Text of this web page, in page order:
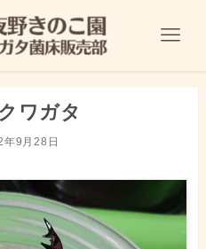
ワガタ
年9月28日